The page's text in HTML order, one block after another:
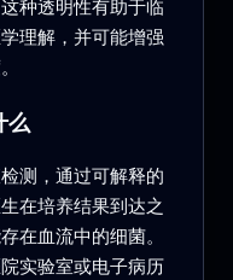
种透明性有助于临
理解，并可能增强
么
测，通过可解释的
在培养结果到达之
在血流中的细菌。
实验室或电子病历